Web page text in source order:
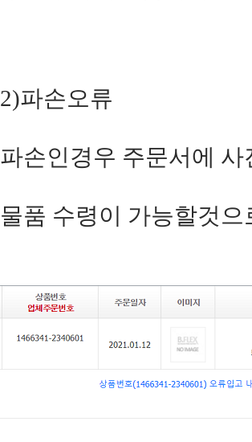
2)파손오류
파손인경우주문서에사
물품수령이가능할것